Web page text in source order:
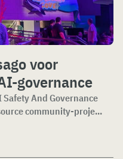
voor
governance
Safety And Governance
community-proje...